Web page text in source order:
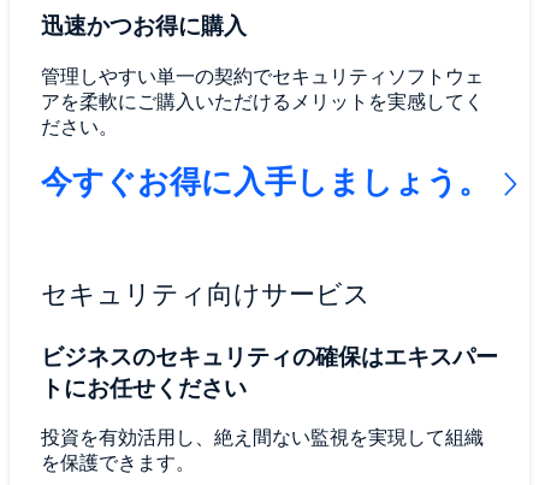
迅速かつお得に購入
管理しやすい単一の契約でセキュリティソフトウェ
アを柔軟にご購入いただけるメリットを実感してく
ださい。
今すぐお得に入手しましょう。
セキュリティ向けサービス
ビジネスのセキュリティの確保はエキスパー
トにお任せください
投資を有効活用し、絶え間ない監視を実現して組織
を保護できます。